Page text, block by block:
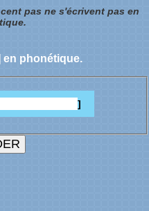
pas ne s'écrivent pas en
en phonétique.
]